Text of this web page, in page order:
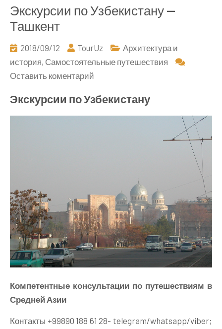
Экскурсии по Узбекистану —
Ташкент
2018/09/12 TourUz
Архитектура и
история, Самостоятельные путешествия
Оставить коментарий
по
Узбекистану
Экскурсии по Узбекистану
Компетентные консультации по путешествиям в
Средней Азии
Контакты +99890 188 61 28- telegram/whatsapp/viber;